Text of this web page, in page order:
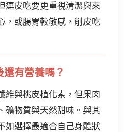
連皮吃要更重視清潔與來
，或腸胃較敏感，削皮吃
有營養嗎？
維與桃皮植化素，但果肉
礦物質與天然甜味。與其
如選擇最適合自己身體狀